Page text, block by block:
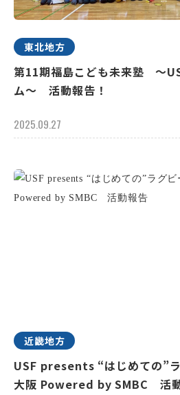
東北地方
第11期福島こども未来塾 ～
ム～ 活動報告！
2025.09.27
近畿地方
USF presents “はじめての”
大阪 Powered by SMBC 活